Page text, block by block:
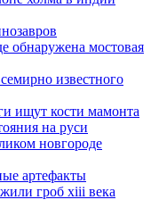
обнаружена мостовая
известного
ищут кости мамонта
на руси
новгороде
артефакты
гроб xiii века